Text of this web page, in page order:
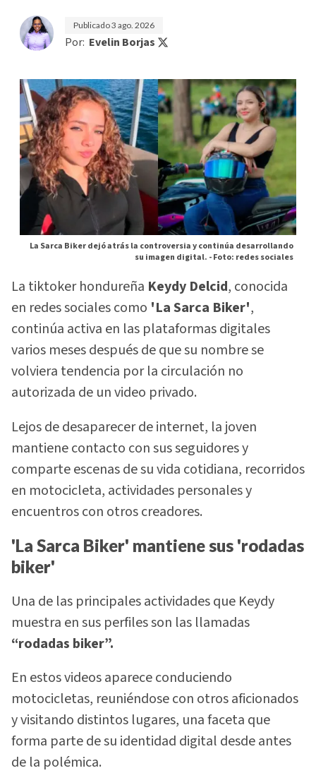
Publicado3 ago. 2026
Por: Evelin Borjas
La Sarca Biker dejó atrás la controversia y continúa desarrollando
su imagen digital. -Foto: redes sociales
La tiktoker hondureña Keydy Delcid, conocida
en redes sociales como 'La Sarca Biker',
continúa activa en las plataformas digitales
varios meses después de que su nombre se
volviera tendencia por la circulación no
autorizada de un video privado.
Lejos de desaparecer de internet, la joven
mantiene contacto con sus seguidores y
comparte escenas de su vida cotidiana, recorridos
en motocicleta, actividades personales y
encuentros con otros creadores.
'La Sarca Biker' mantiene sus 'rodadas
biker'
Una de las principales actividades que Keydy
muestra en sus perfiles son las llamadas
“rodadas biker”.
En estos videos aparece conduciendo
motocicletas, reuniéndose con otros aficionados
y visitando distintos lugares, una faceta que
forma parte de su identidad digital desde antes
de la polémica.